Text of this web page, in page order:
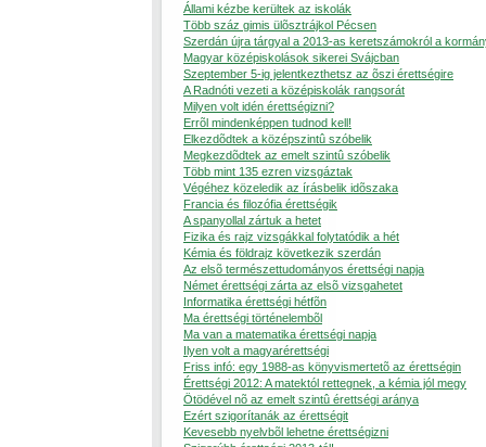
Állami kézbe kerültek az iskolák
Több száz gimis ülõsztrájkol Pécsen
Szerdán újra tárgyal a 2013-as keretszámokról a
Magyar középiskolások sikerei Svájcban
Szeptember 5-ig jelentkezthetsz az õszi érettségire
A Radnóti vezeti a középiskolák rangsorát
Milyen volt idén érettségizni?
Errõl mindenképpen tudnod kell!
Elkezdõdtek a középszintû szóbelik
Megkezdõdtek az emelt szintû szóbelik
Több mint 135 ezren vizsgáztak
Végéhez közeledik az írásbelik idõszaka
Francia és filozófia érettségik
A spanyollal zártuk a hetet
Fizika és rajz vizsgákkal folytatódik a hét
Kémia és földrajz következik szerdán
Az elsõ természettudományos érettségi napja
Német érettségi zárta az elsõ vizsgahetet
Informatika érettségi hétfõn
Ma érettségi történelembõl
Ma van a matematika érettségi napja
Ilyen volt a magyarérettségi
Friss infó: egy 1988-as könyvismertetõ az érettségin
Érettségi 2012: A matektól rettegnek, a kémia jól megy
Ötödével nõ az emelt szintû érettségi aránya
Ezért szigorítanák az érettségit
Kevesebb nyelvbõl lehetne érettségizni